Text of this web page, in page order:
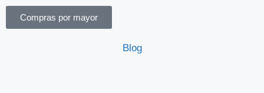
Compras por mayor
Blog